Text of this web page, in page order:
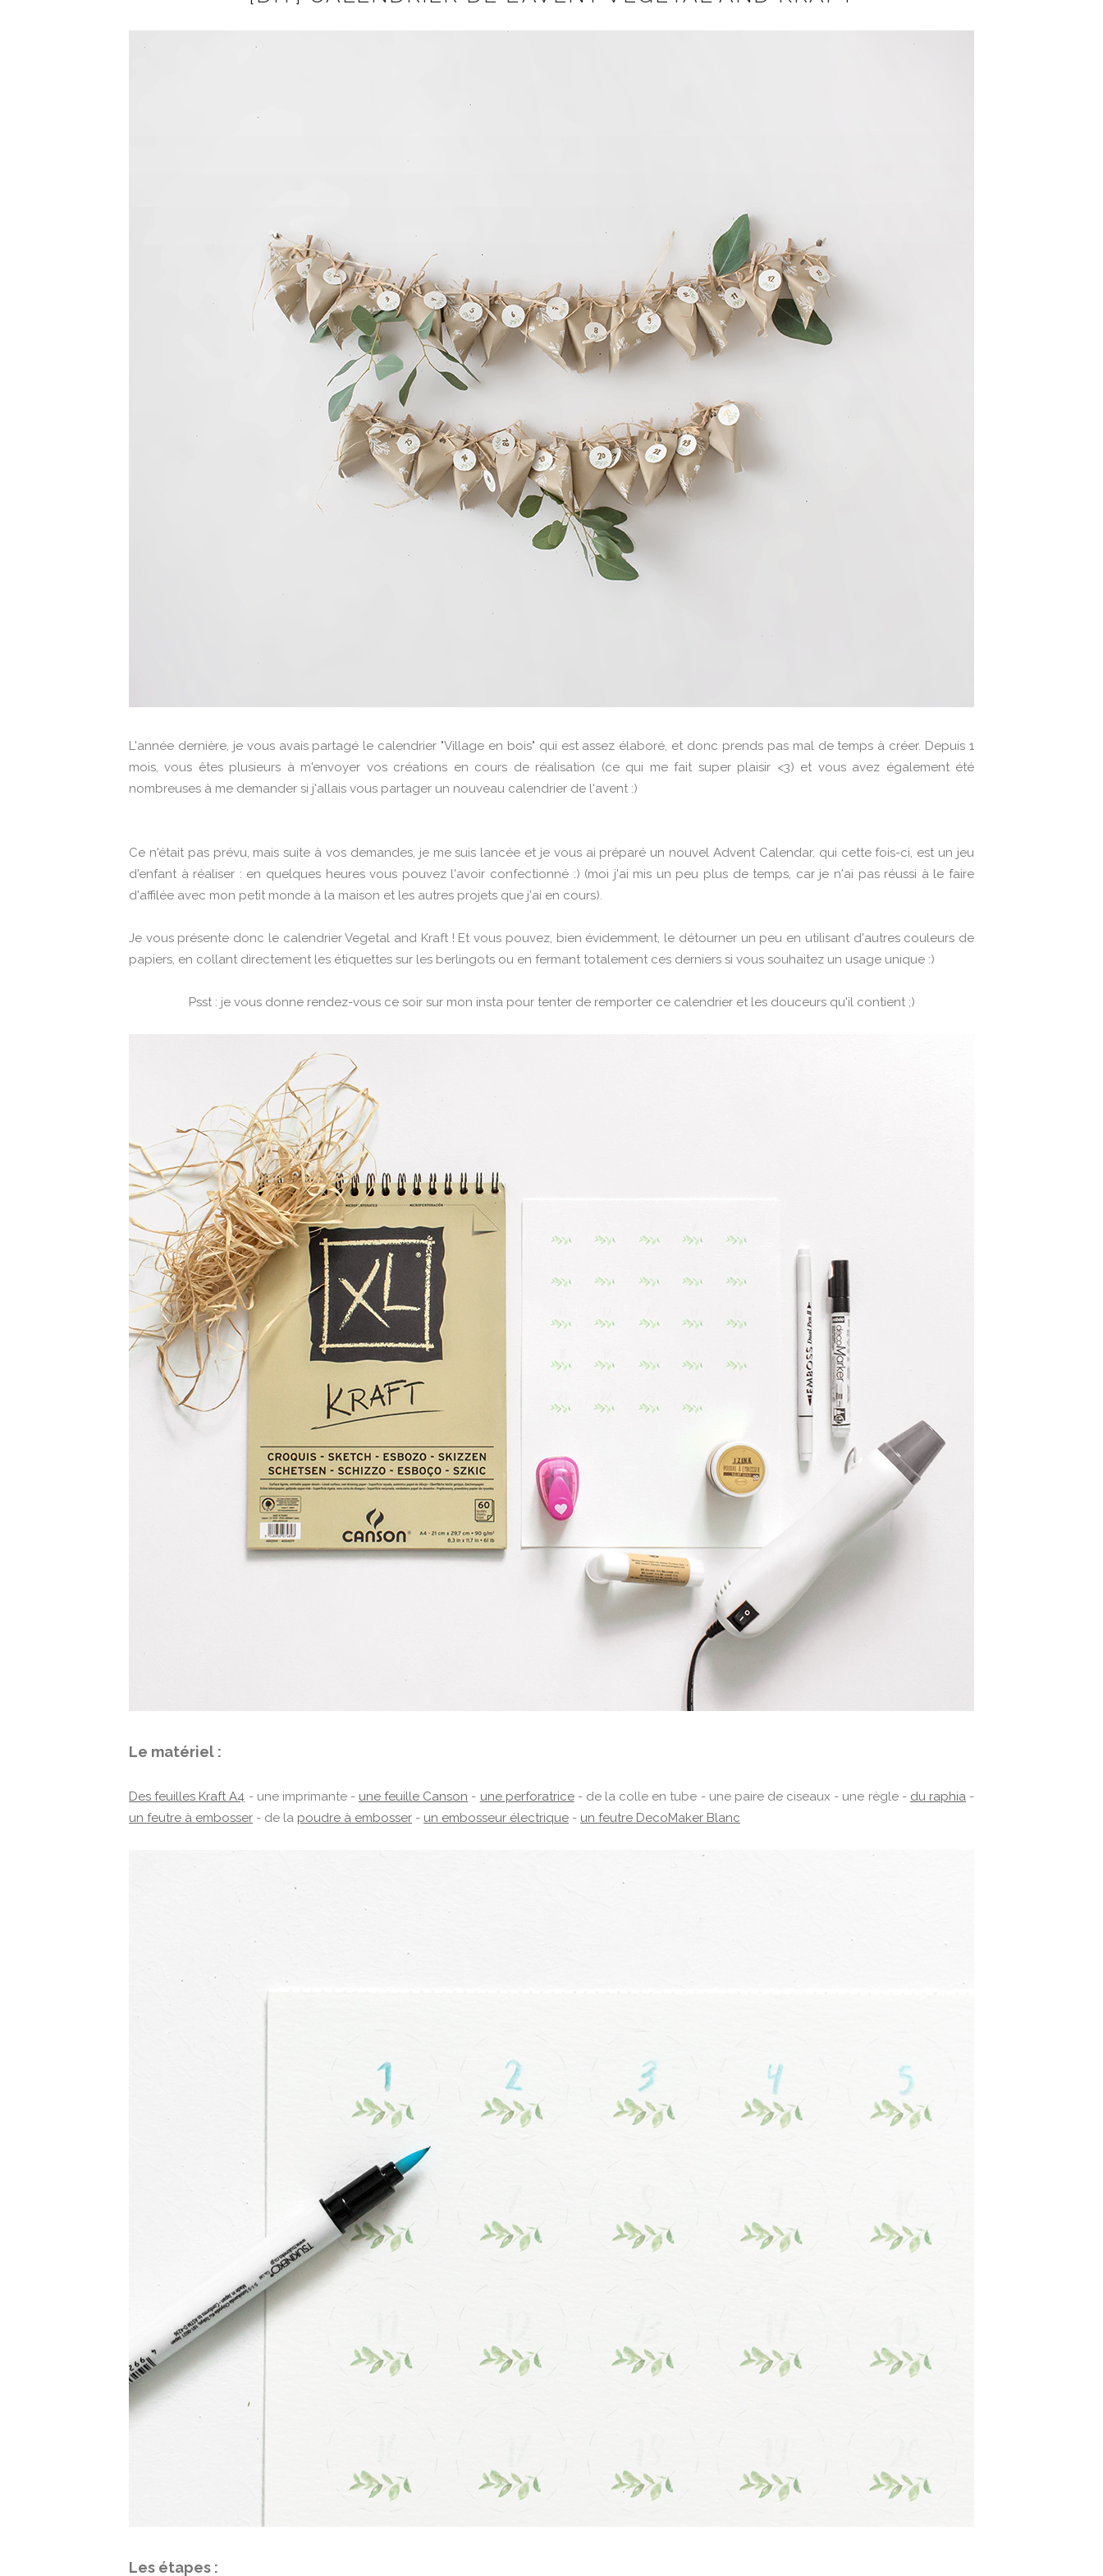
L'année dernière, je vous avais partagé le calendrier "Village en bois" qui est assez élaboré, et donc prends pas mal de temps à créer. Depuis 1
mois, vous êtes plusieurs à m'envoyer vos créations en cours de réalisation (ce qui me fait super plaisir <3) et vous avez également été
nombreuses à me demander si j'allais vous partager un nouveau calendrier de l'avent :)
Ce n'était pas prévu, mais suite à vos demandes, je me suis lancée et je vous ai préparé un nouvel Advent Calendar, qui cette fois-ci, est un jeu
d'enfant à réaliser : en quelques heures vous pouvez l'avoir confectionné :) (moi j'ai mis un peu plus de temps, car je n'ai pas réussi à le faire
d'affilée avec mon petit monde à la maison et les autres projets que j'ai en cours).
Je vous présente donc le calendrier Vegetal and Kraft ! Et vous pouvez, bien évidemment, le détourner un peu en utilisant d'autres couleurs de
papiers, en collant directement les étiquettes sur les berlingots ou en fermant totalement ces derniers si vous souhaitez un usage unique :)
Psst : je vous donne rendez-vous ce soir sur mon insta pour tenter de remporter ce calendrier et les douceurs qu'il contient ;)
Le matériel :
Des feuilles Kraft A4 - une imprimante - une feuille Canson - une perforatrice- de la colle en tube - une paire de ciseaux - une règle - du raphia-
un feutre à embosser - de la poudre à embosser - un embosseur électrique - un feutre DecoMaker Blanc
Les étapes :